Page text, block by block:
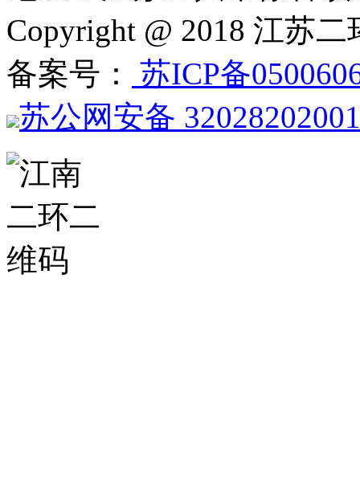
Copyright @ 2018 江苏
备案号：
苏ICP备
苏公网安备